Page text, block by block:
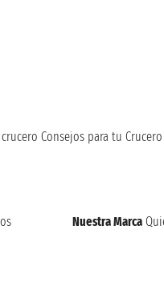
Consejos para tu Crucero
Nuestra Marca